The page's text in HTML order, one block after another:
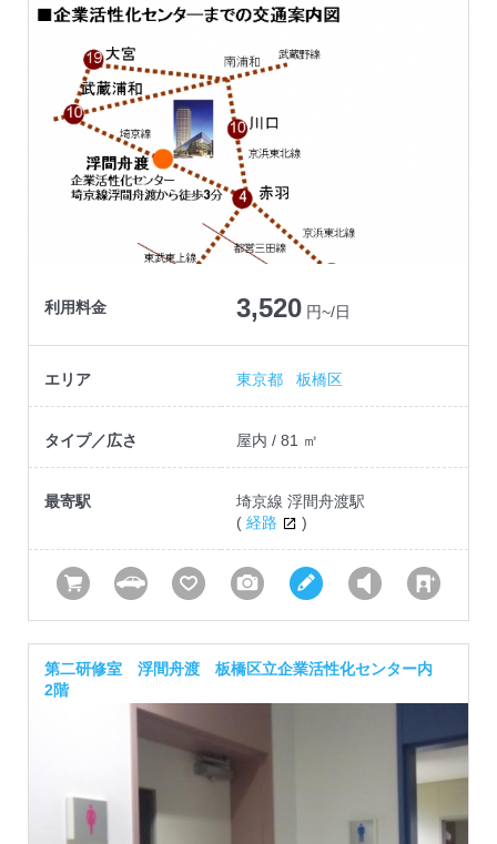
利用料金 3,520 円~/日
エリア 東京都 板橋区
タイプ／広さ 屋内 / 81 ㎡
最寄駅
埼京線 浮間舟渡駅
( 経路 )
第二研修室 浮間舟渡 板橋区立企業活性化センター内
2階